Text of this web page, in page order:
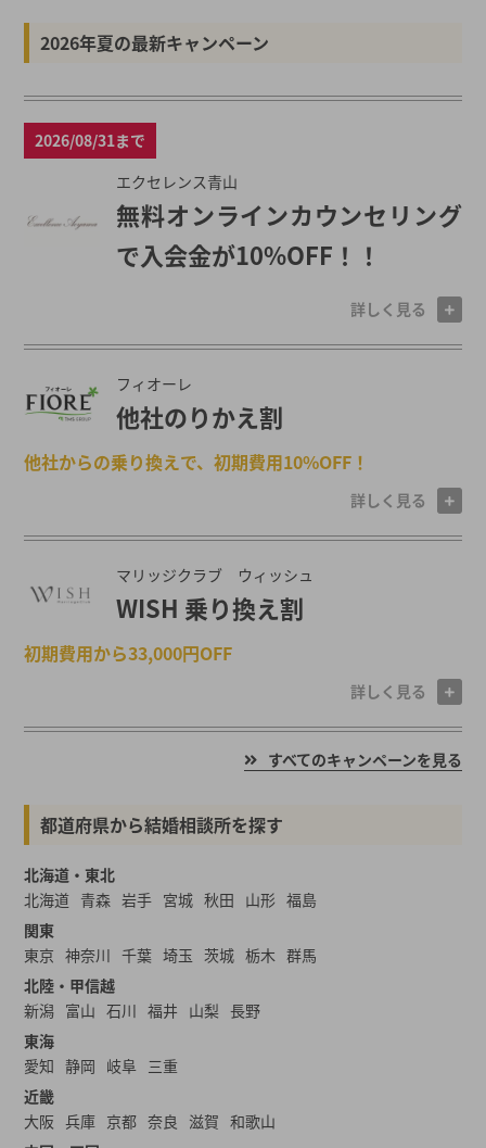
2026年夏の最新キャンペーン
2026/08/31まで
エクセレンス青山
無料オンラインカウンセリング
で入会金が10%OFF！！
詳しく見る
フィオーレ
他社のりかえ割
他社からの乗り換えで、初期費用10%OFF！
詳しく見る
マリッジクラブ ウィッシュ
WISH 乗り換え割
初期費用から33,000円OFF
詳しく見る
すべてのキャンペーンを見る
都道府県から結婚相談所を探す
北海道・東北
北海道 青森 岩手 宮城 秋田 山形 福島
関東
東京 神奈川 千葉 埼玉 茨城 栃木 群馬
北陸・甲信越
新潟 富山 石川 福井 山梨 長野
東海
愛知 静岡 岐阜 三重
近畿
大阪 兵庫 京都 奈良 滋賀 和歌山